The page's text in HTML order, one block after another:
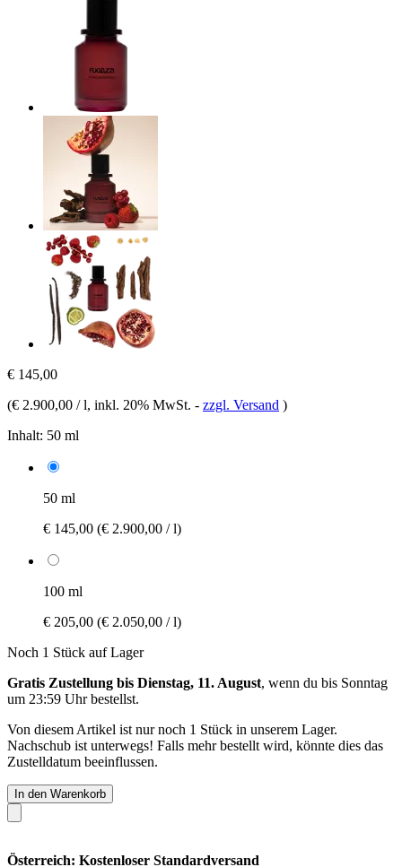
€ 145,00
(€ 2.900,00 / l, inkl. 20% MwSt. - zzgl. Versand )
Inhalt: 50 ml
50 ml
€ 145,00 (€ 2.900,00 / l)
100 ml
€ 205,00 (€ 2.050,00 / l)
Noch 1 Stück auf Lager
Gratis Zustellung bis Dienstag, 11. August, wenn du bis Sonntag
um 23:59 Uhrbestellst.
Von diesem Artikel ist nur noch 1 Stück in unserem Lager.
Nachschub ist unterwegs! Falls mehr bestellt wird, könnte dies das
Zustelldatum beeinflussen.
In den Warenkorb
Österreich: Kostenloser Standardversand